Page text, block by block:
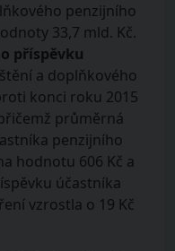
penzijního
33,7 mld. Kč.
příspěvku
a doplňkového
konci roku 2015
průměrná
penzijního
hodnotu 606 Kč a
účastníka
vzrostla o 19 Kč